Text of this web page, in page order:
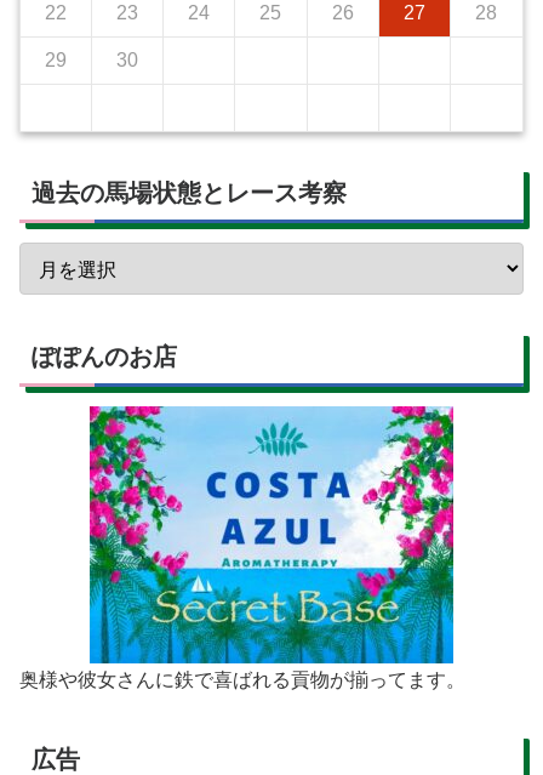
22 23 24 25 26 27 28
29 30
過去の馬場状態とレース考察
ぽぽんのお店
奥様や彼女さんに鉄で喜ばれる貢物が揃ってます。
広告